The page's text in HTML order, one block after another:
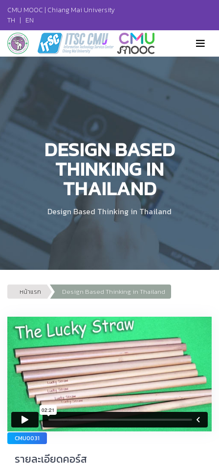
CMU MOOC | Chiang Mai University
TH | EN
DESIGN BASED
THINKING IN
THAILAND
Design Based Thinking in Thailand
หน้าแรก Design Based Thinking in Thailand
CMU0031
รายละเอียดคอร์ส